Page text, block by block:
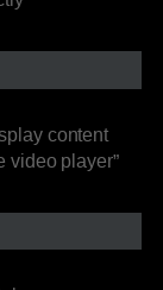
content
video player”